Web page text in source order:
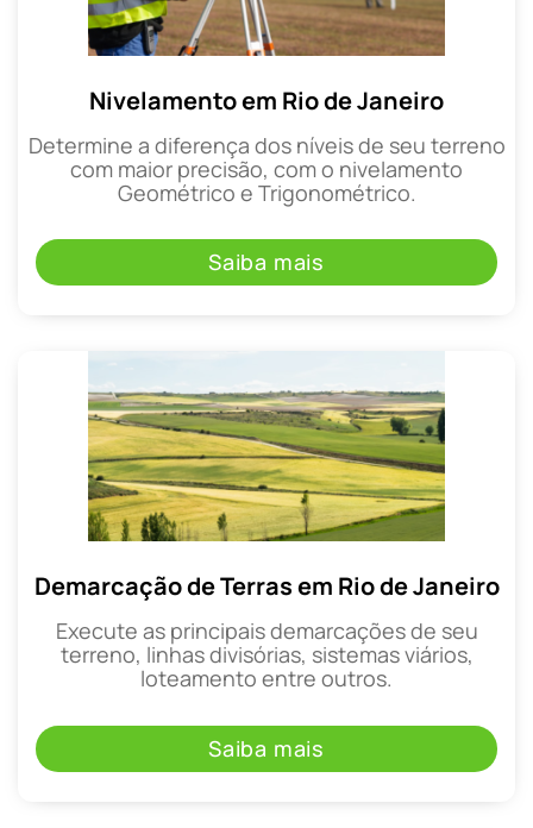
Nivelamento em Rio de Janeiro
Determine a diferença dos níveis de seu terreno
com maior precisão, com o nivelamento
Geométrico e Trigonométrico.
Saiba mais
Demarcação de Terras em Rio de Janeiro
Execute as principais demarcações de seu
terreno, linhas divisórias, sistemas viários,
loteamento entre outros.
Saiba mais